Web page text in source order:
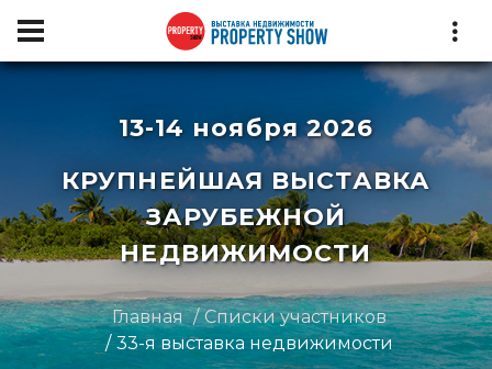
13-14 ноября 2026
КРУПНЕЙШАЯ ВЫСТАВКА
ЗАРУБЕЖНОЙ
НЕДВИЖИМОСТИ
Главная
Списки участников
33-я выставка недвижимости